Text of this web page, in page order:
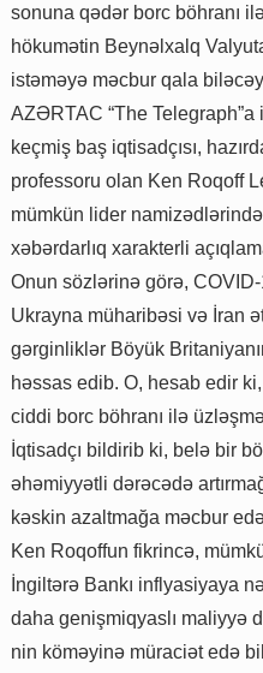
sonuna qədər borc böhranı
hökumətin Beynəlxalq
istəməyə məcbur qala
AZƏRTAC “The
keçmiş baş iqtisadçısı,
professoru olan Ken Roqoff
mümkün lider
xəbərdarlıq xarakterli
Onun sözlərinə görə,
Ukrayna müharibəsi və İran
gərginliklər Böyük
həssas edib. O, hesab edir
ciddi borc böhranı ilə
İqtisadçı bildirib ki, belə bir
əhəmiyyətli dərəcədə
kəskin azaltmağa məcbur
Ken Roqoffun fikrincə,
İngiltərə Bankı inflyasiyaya
daha genişmiqyaslı maliyyə
nin köməyinə müraciət edə